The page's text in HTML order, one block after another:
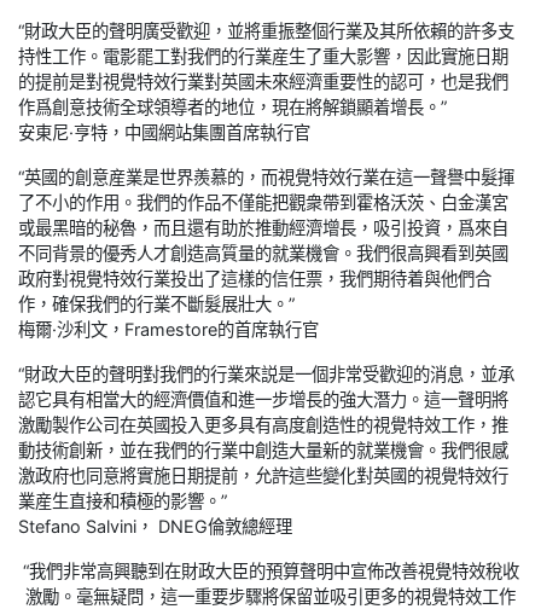
“財政大臣的聲明廣受歡迎，並將重振整個行業及其所依賴的許多支
持性工作。電影罷工對我們的行業産生了重大影響，因此實施日期
的提前是對視覺特效行業對英國未來經濟重要性的認可，也是我們
作爲創意技術全球領導者的地位，現在將解鎖顯着增長。”
安東尼·亨特，中國網站集團首席執行官
“英國的創意産業是世界羨慕的，而視覺特效行業在這一聲譽中髮揮
了不小的作用。我們的作品不僅能把觀衆帶到霍格沃茨、白金漢宮
或最黑暗的秘魯，而且還有助於推動經濟增長，吸引投資，爲來自
不同背景的優秀人才創造高質量的就業機會。我們很高興看到英國
政府對視覺特效行業投出了這樣的信任票，我們期待着與他們合
作，確保我們的行業不斷髮展壯大。”
梅爾·沙利文，Framestore的首席執行官
“財政大臣的聲明對我們的行業來説是一個非常受歡迎的消息，並承
認它具有相當大的經濟價值和進一步增長的強大潛力。這一聲明將
激勵製作公司在英國投入更多具有高度創造性的視覺特效工作，推
動技術創新，並在我們的行業中創造大量新的就業機會。我們很感
激政府也同意將實施日期提前，允許這些變化對英國的視覺特效行
業産生直接和積極的影響。”
Stefano Salvini， DNEG倫敦總經理
“我們非常高興聽到在財政大臣的預算聲明中宣佈改善視覺特效稅收
激勵。毫無疑問，這一重要步驟將保留並吸引更多的視覺特效工作